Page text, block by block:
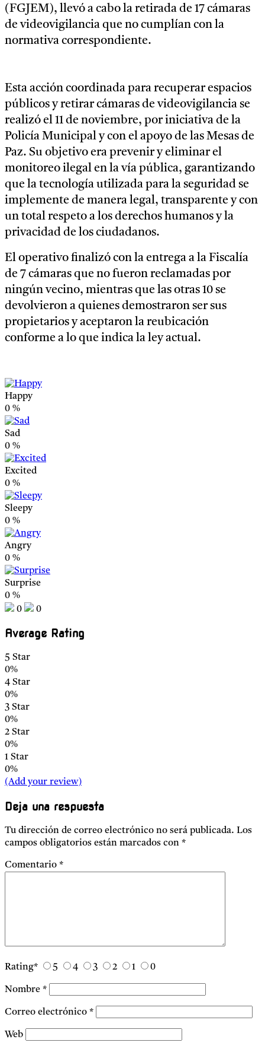
(FGJEM), llevó a cabo la retirada de 17 cámaras
de videovigilancia que no cumplían con la
normativa correspondiente.
Esta acción coordinada para recuperar espacios
públicos y retirar cámaras de videovigilancia se
realizó el 11 de noviembre, por iniciativa de la
Policía Municipal y con el apoyo de las Mesas de
Paz. Su objetivo era prevenir y eliminar el
monitoreo ilegal en la vía pública, garantizando
que la tecnología utilizada para la seguridad se
implemente de manera legal, transparente y con
un total respeto a los derechos humanos y la
privacidad de los ciudadanos.
El operativo finalizó con la entrega a la Fiscalía
de 7 cámaras que no fueron reclamadas por
ningún vecino, mientras que las otras 10 se
devolvieron a quienes demostraron ser sus
propietarios y aceptaron la reubicación
conforme a lo que indica la ley actual.
Happy
0 %
Sad
0 %
Excited
0 %
Sleepy
0 %
Angry
0 %
Surprise
0 %
0
0
Average Rating
5 Star
0%
4 Star
0%
3 Star
0%
2 Star
0%
1 Star
0%
(Add your review)
Deja una respuesta
Tu dirección de correo electrónico no será publicada. Los
campos obligatorios están marcados con *
Comentario *
Rating* 5 4 3 2 1 0
Nombre *
Correo electrónico *
Web